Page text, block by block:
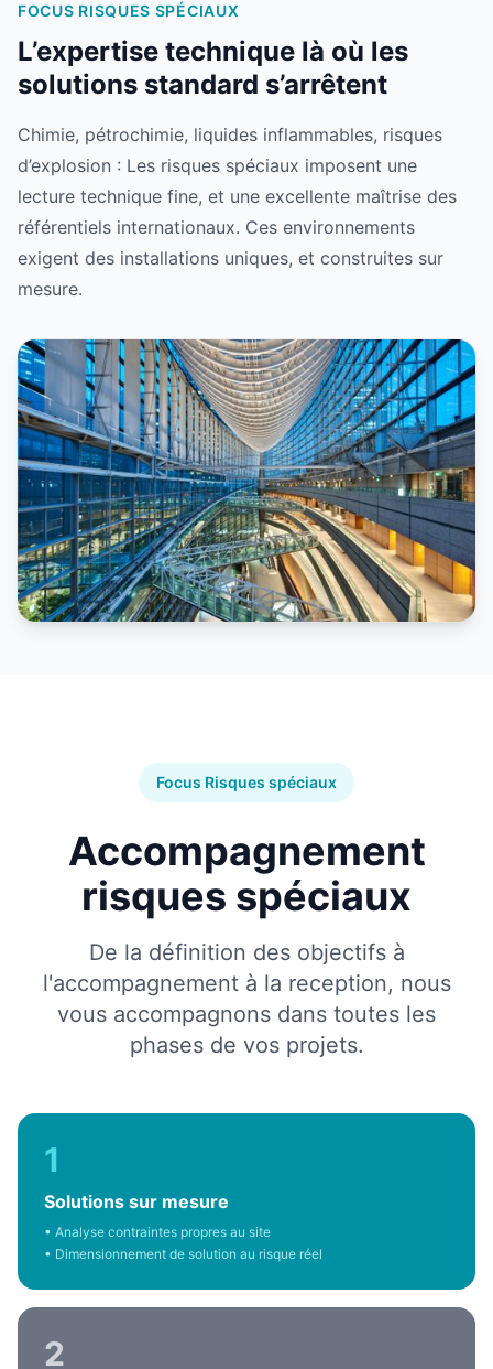
FOCUS RISQUES SPÉCIAUX
L’expertise technique là où les
solutions standard s’arrêtent
Chimie, pétrochimie, liquides inflammables, risques
d’explosion : Les risques spéciaux imposent une
lecture technique fine, et une excellente maîtrise des
référentiels internationaux. Ces environnements
exigent des installations uniques, et construites sur
mesure.
Focus Risques spéciaux
Accompagnement
risques spéciaux
De la définition des objectifs à
l'accompagnement à la reception, nous
vous accompagnons dans toutes les
phases de vos projets.
1
Solutions sur mesure
• Analyse contraintes propres au site
• Dimensionnement de solution au risque réel
2